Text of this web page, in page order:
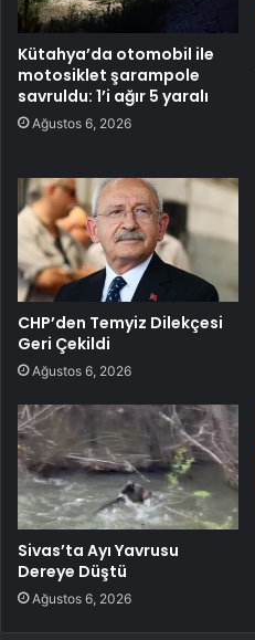
Kütahya’da otomobil ile
motosiklet şarampole
savruldu: 1’i ağır 5 yaralı
Ağustos 6, 2026
CHP’den Temyiz Dilekçesi
Geri Çekildi
Ağustos 6, 2026
Sivas’ta Ayı Yavrusu
Dereye Düştü
Ağustos 6, 2026